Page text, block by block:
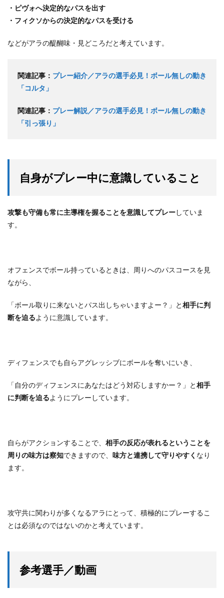
・ピヴォへ決定的なパスを出す
・フィクソからの決定的なパスを受ける
などがアラの醍醐味・見どころだと考えています。
関連記事： プレー紹介／アラの選手必見！ボール無しの動き
「コルタ」
関連記事： プレー解説／アラの選手必見！ボール無しの動き
「引っ張り」
自身がプレー中に意識していること
攻撃も守備も常に主導権を握ることを意識してプレーしていま
す。
オフェンスでボール持っているときは、周りへのパスコースを見
ながら、
「ボール取りに来ないとパス出しちゃいますよー？」と相手に判
断を迫るように意識しています。
ディフェンスでも自らアグレッシブにボールを奪いにいき、
「自分のディフェンスにあなたはどう対応しますかー？」と相手
に判断を迫るようにプレーしています。
自らがアクションすることで、 相手の反応が表れるということを
周りの味方は察知できますので、 味方と連携して守りやすく なり
ます。
攻守共に関わりが多くなるアラにとって、積極的にプレーするこ
とは必須なのではないのかと考えています。
参考選手／動画